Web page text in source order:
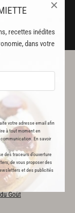
recettes inédites
dans votre
votre adresse email afin
à tout moment en
En savoir
des traceurs d’ouverture
de vous proposer des
et des publicités
×
VOUS
Goût